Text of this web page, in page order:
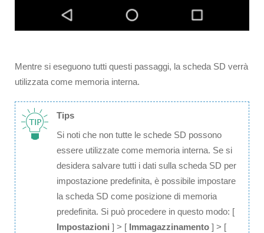
Mentre si eseguono tutti questi passaggi, la scheda SD verrà
utilizzata come memoria interna.
Tips
Si noti che non tutte le schede SD possono
essere utilizzate come memoria interna. Se si
desidera salvare tutti i dati sulla scheda SD per
impostazione predefinita, è possibile impostare
la scheda SD come posizione di memoria
predefinita. Si può procedere in questo modo: [
Impostazioni ] > [ Immagazzinamento ] > [